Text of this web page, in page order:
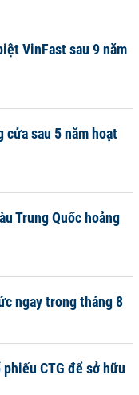
VinFast sau 9 năm
sau 5 năm hoạt
Trung Quốc hoảng
ngay trong tháng 8
CTG để sở hữu